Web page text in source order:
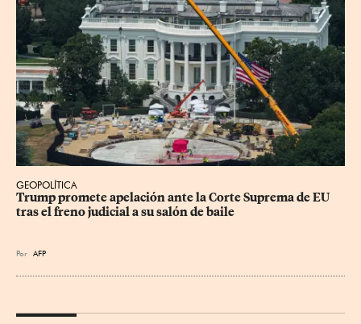
GEOPOLÍTICA
Trump promete apelación ante la Corte Suprema de EU
tras el freno judicial a su salón de baile
Por AFP